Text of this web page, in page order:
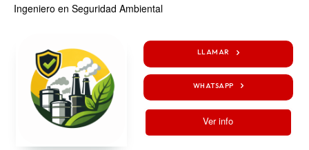
Ingeniero en Seguridad Ambiental
LLAMAR
WHATSAPP
Ver info